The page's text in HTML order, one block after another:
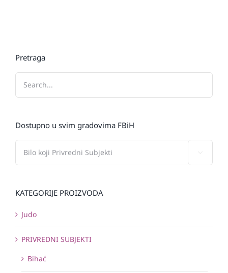
Pretraga
Dostupno u svim gradovima FBiH
KATEGORIJE PROIZVODA
Judo
PRIVREDNI SUBJEKTI
Bihać